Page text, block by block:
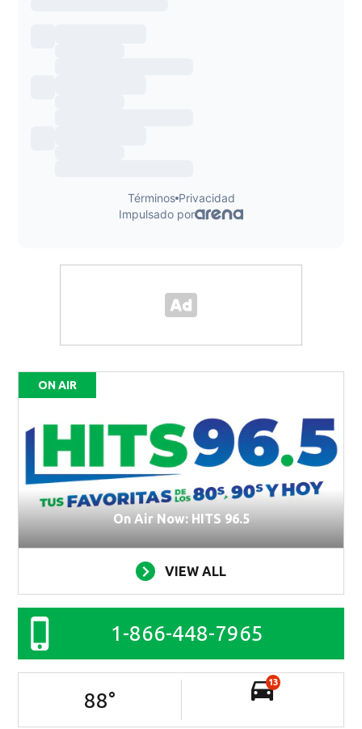
ON AIR
On Air Now: HITS 96.5
VIEW ALL
1-866-448-7965
88°
13